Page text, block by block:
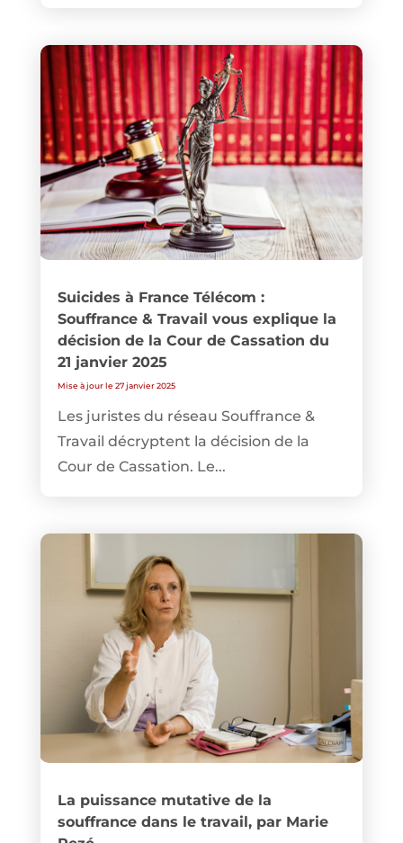
Suicides à France Télécom :
Souffrance & Travail vous explique la
décision de la Cour de Cassation du
21 janvier 2025
Mise à jour le 27 janvier 2025
Les juristes du réseau Souffrance &
Travail décryptent la décision de la
Cour de Cassation. Le...
La puissance mutative de la
souffrance dans le travail, par Marie